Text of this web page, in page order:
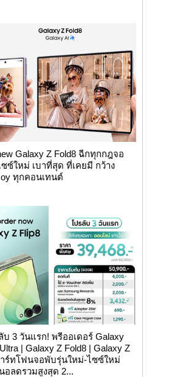
Galaxy Z Fold8 ฉีกทุกกฎจอ
ซ์ใหม่ เบาที่สุด ที่เคยมี กว้าง
ทุกคอนเทนต์
บ 3 วันแรก! พรีออเดอร์ Galaxy
| Galaxy Z Fold8 | Galaxy Z
าร์ทโฟนจอพับรุ่นใหม่-ไซซ์ใหม่
อลดรวมสูงสุด 2...